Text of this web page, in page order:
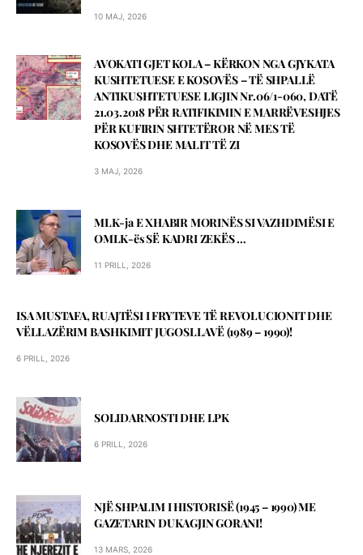
10 MAJ, 2026
AVOKATI GJET KOLA – KЁRKON NGA GJYKATA
KUSHTETUESE E KOSOVЁS – TЁ SHPALLЁ
ANTIKUSHTETUESE LIGJIN Nr.06/1-060, DATЁ
21.03.2018 PЁR RATIFIKIMIN E MARRЁVESHJES
PЁR KUFIRIN SHTETЁROR NЁ MES TЁ
KOSOVЁS DHE MALIT TЁ ZI
3 MAJ, 2026
MLK-ja E XHABIR MORINЁS SI VAZHDIMЁSI E
OMLK-ës SЁ KADRI ZEKЁS …
11 PRILL, 2026
ISA MUSTAFA, RUAJTËSI I FRYTEVE TË REVOLUCIONIT DHE
VËLLAZËRIM BASHKIMIT JUGOSLLAVË (1989 – 1990)!
6 PRILL, 2026
SOLIDARNOSTI DHE LPK
6 PRILL, 2026
NJË SHPALIM I HISTORISË (1945 – 1990) ME
GAZETARIN DUKAGJIN GORANI!
13 MARS, 2026